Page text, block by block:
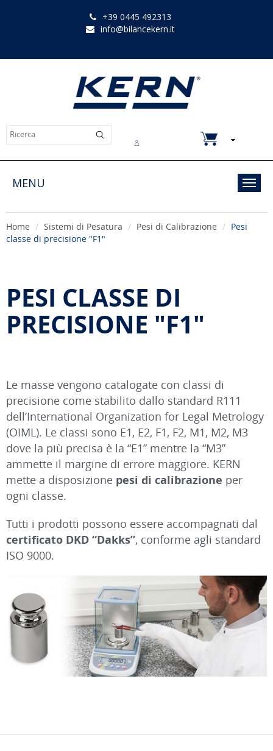
+39 0445 492313
info@bilancekern.it
MENU
Home Sistemi di Pesatura Pesi di Calibrazione
Pesi
classe di precisione "F1"
PESI CLASSE DI
PRECISIONE "F1"
Le masse vengono catalogate con classi di
precisione come stabilito dallo standard R111
dell’International Organization for Legal Metrology
(OIML). Le classi sono E1, E2, F1, F2, M1, M2, M3
dove la più precisa è la “E1” mentre la “M3”
ammette il margine di errore maggiore. KERN
mette a disposizione pesi di calibrazione per
ogni classe.
Tutti i prodotti possono essere accompagnati dal
certificato DKD “Dakks”, conforme agli standard
ISO 9000.